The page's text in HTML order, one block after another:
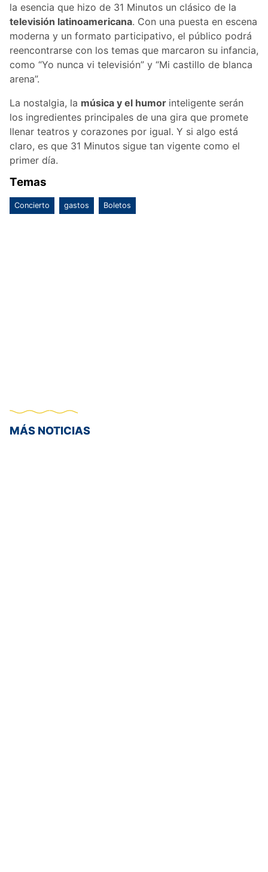
la esencia que hizo de 31 Minutos un clásico de la
televisión latinoamericana. Con una puesta en escena
moderna y un formato participativo, el público podrá
reencontrarse con los temas que marcaron su infancia,
como “Yo nunca vi televisión” y “Mi castillo de blanca
arena”.
La nostalgia, la música y el humor inteligente serán
los ingredientes principales de una gira que promete
llenar teatros y corazones por igual. Y si algo está
claro, es que 31 Minutos sigue tan vigente como el
primer día.
Temas
Concierto gastos Boletos
MÁS NOTICIAS